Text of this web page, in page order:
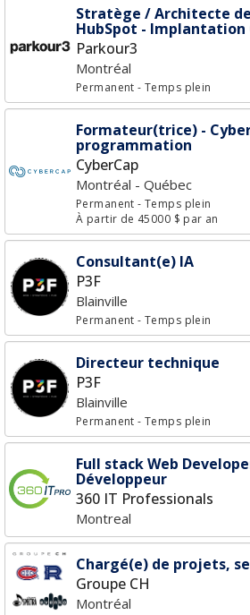
Stratège / Architecte
HubSpot - Implantation
Parkour3
Montréal
Permanent- Temps plein
Formateur(trice) -
programmation
CyberCap
Montréal - Québec
Permanent- Temps plein
À partir de 45000 $ par an
Consultant(e) IA
P3F
Blainville
Permanent- Temps plein
Directeur technique
P3F
Blainville
Permanent- Temps plein
Full stack Web
Développeur
360 IT Professionals
Montreal
Chargé(e) de projets,
Groupe CH
Montréal